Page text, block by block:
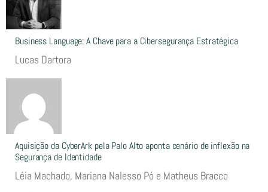
Business Language: A Chave para a Cibersegurança Estratégica
Lucas Dartora
Aquisição da CyberArk pela Palo Alto aponta cenário de inflexão na
Segurança de Identidade
Léia Machado, Mariana Nalesso Pó e Matheus Bracco